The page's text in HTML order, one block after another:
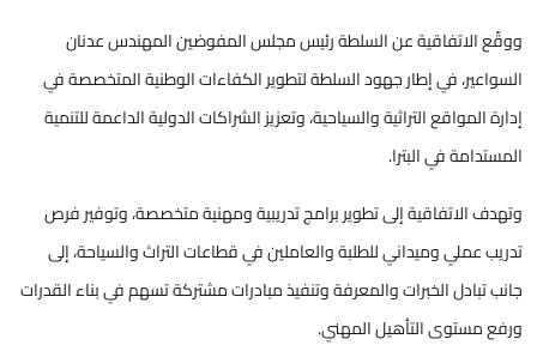
ووقّع الاتفاقية عن السلطة رئيس مجلس المفوضين المهندس عدنان
السواعير، في إطار جهود السلطة لتطوير الكفاءات الوطنية المتخصصة في
إدارة المواقع التراثية والسياحية، وتعزيز الشراكات الدولية الداعمة للتنمية
المستدامة في البترا.
وتهدف الاتفاقية إلى تطوير برامج تدريبية ومهنية متخصصة، وتوفير فرص
تدريب عملي وميداني للطلبة والعاملين في قطاعات التراث والسياحة، إلى
جانب تبادل الخبرات والمعرفة وتنفيذ مبادرات مشتركة تسهم في بناء القدرات
ورفع مستوى التأهيل المهني.